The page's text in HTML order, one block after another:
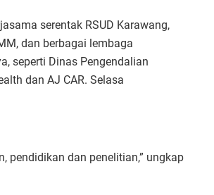
serentak RSUD Karawang,
dan berbagai lembaga
seperti Dinas Pengendalian
dan AJ CAR. Selasa
pendidikan dan penelitian,” ungkap